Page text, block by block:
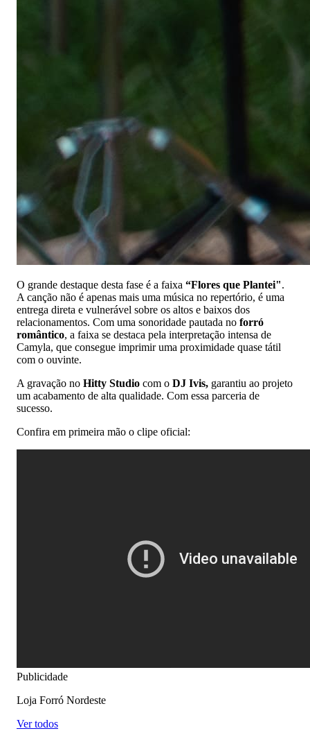
O grande destaque desta fase é a faixa “Flores que Plantei".
A canção não é apenas mais uma música no repertório, é uma
entrega direta e vulnerável sobre os altos e baixos dos
relacionamentos. Com uma sonoridade pautada no forró
romântico, a faixa se destaca pela interpretação intensa de
Camyla, que consegue imprimir uma proximidade quase tátil
com o ouvinte.
A gravação no Hitty Studio com o DJ Ivis, garantiu ao projeto
um acabamento de alta qualidade. Com essa parceria de
sucesso.
Confira em primeira mão o clipe oficial:
Publicidade
Loja Forró Nordeste
Ver todos